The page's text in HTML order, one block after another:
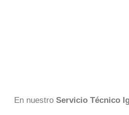
En nuestro Servicio Técnico